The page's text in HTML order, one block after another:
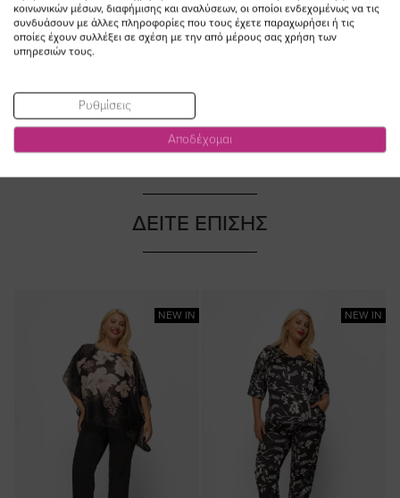
χρώμα μαύρο plus size
Ειδική
39,60 €
44,00 €
σοκολά χρώμα plus size
Ειδική
39,60 €
44,00 €
NEW IN NEW IN
ΔΕΙΤΕ ΕΠΙΣΗΣ
κοινωνικών μέσων, διαφήμισης και αναλύσεων, οι οποίοι ενδεχομένως να τις
συνδυάσουν με άλλες πληροφορίες που τους έχετε παραχωρήσει ή τις
οποίες έχουν συλλέξει σε σχέση με την από μέρους σας χρήση των
υπηρεσιών τους.
Ρυθμίσεις
Αποδέχομαι